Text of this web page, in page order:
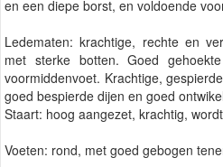
en een diepe borst, en voldoende
Ledematen: krachtige, rechte en
met sterke botten. Goed
voormiddenvoet. Krachtige,
goed bespierde dijen en goed
Staart: hoog aangezet, krachtig,
Voeten: rond, met goed gebogen